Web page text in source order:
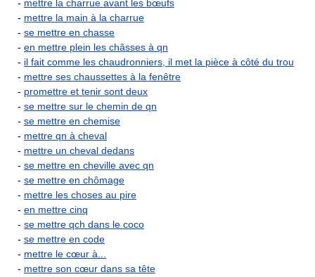
- mettre la charrue avant les bœufs
- mettre la main à la charrue
- se mettre en chasse
- en mettre plein les châsses à qn
- il fait comme les chaudronniers, il met la pièce à côté du trou
- mettre ses chaussettes à la fenêtre
- promettre et tenir sont deux
- se mettre sur le chemin de qn
- se mettre en chemise
- mettre qn à cheval
- mettre un cheval dedans
- se mettre en cheville avec qn
- se mettre en chômage
- mettre les choses au pire
- en mettre cinq
- se mettre qch dans le coco
- se mettre en code
- mettre le cœur à...
- mettre son cœur dans sa tête